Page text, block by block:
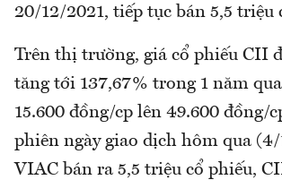
20/12/2021, tiếp tục bán 5,5 triệu
Trên thị trường, giá cổ phiếu CII
tăng tới 137,67% trong 1 năm
15.600 đồng/cp lên 49.600 đồng/
phiên ngày giao dịch hôm qua
VIAC bán ra 5,5 triệu cổ phiếu,